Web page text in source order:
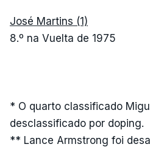
José Martins (1)
8.º na Vuelta de 1975
* O quarto classificado
desclassificado por doping.
** Lance Armstrong foi